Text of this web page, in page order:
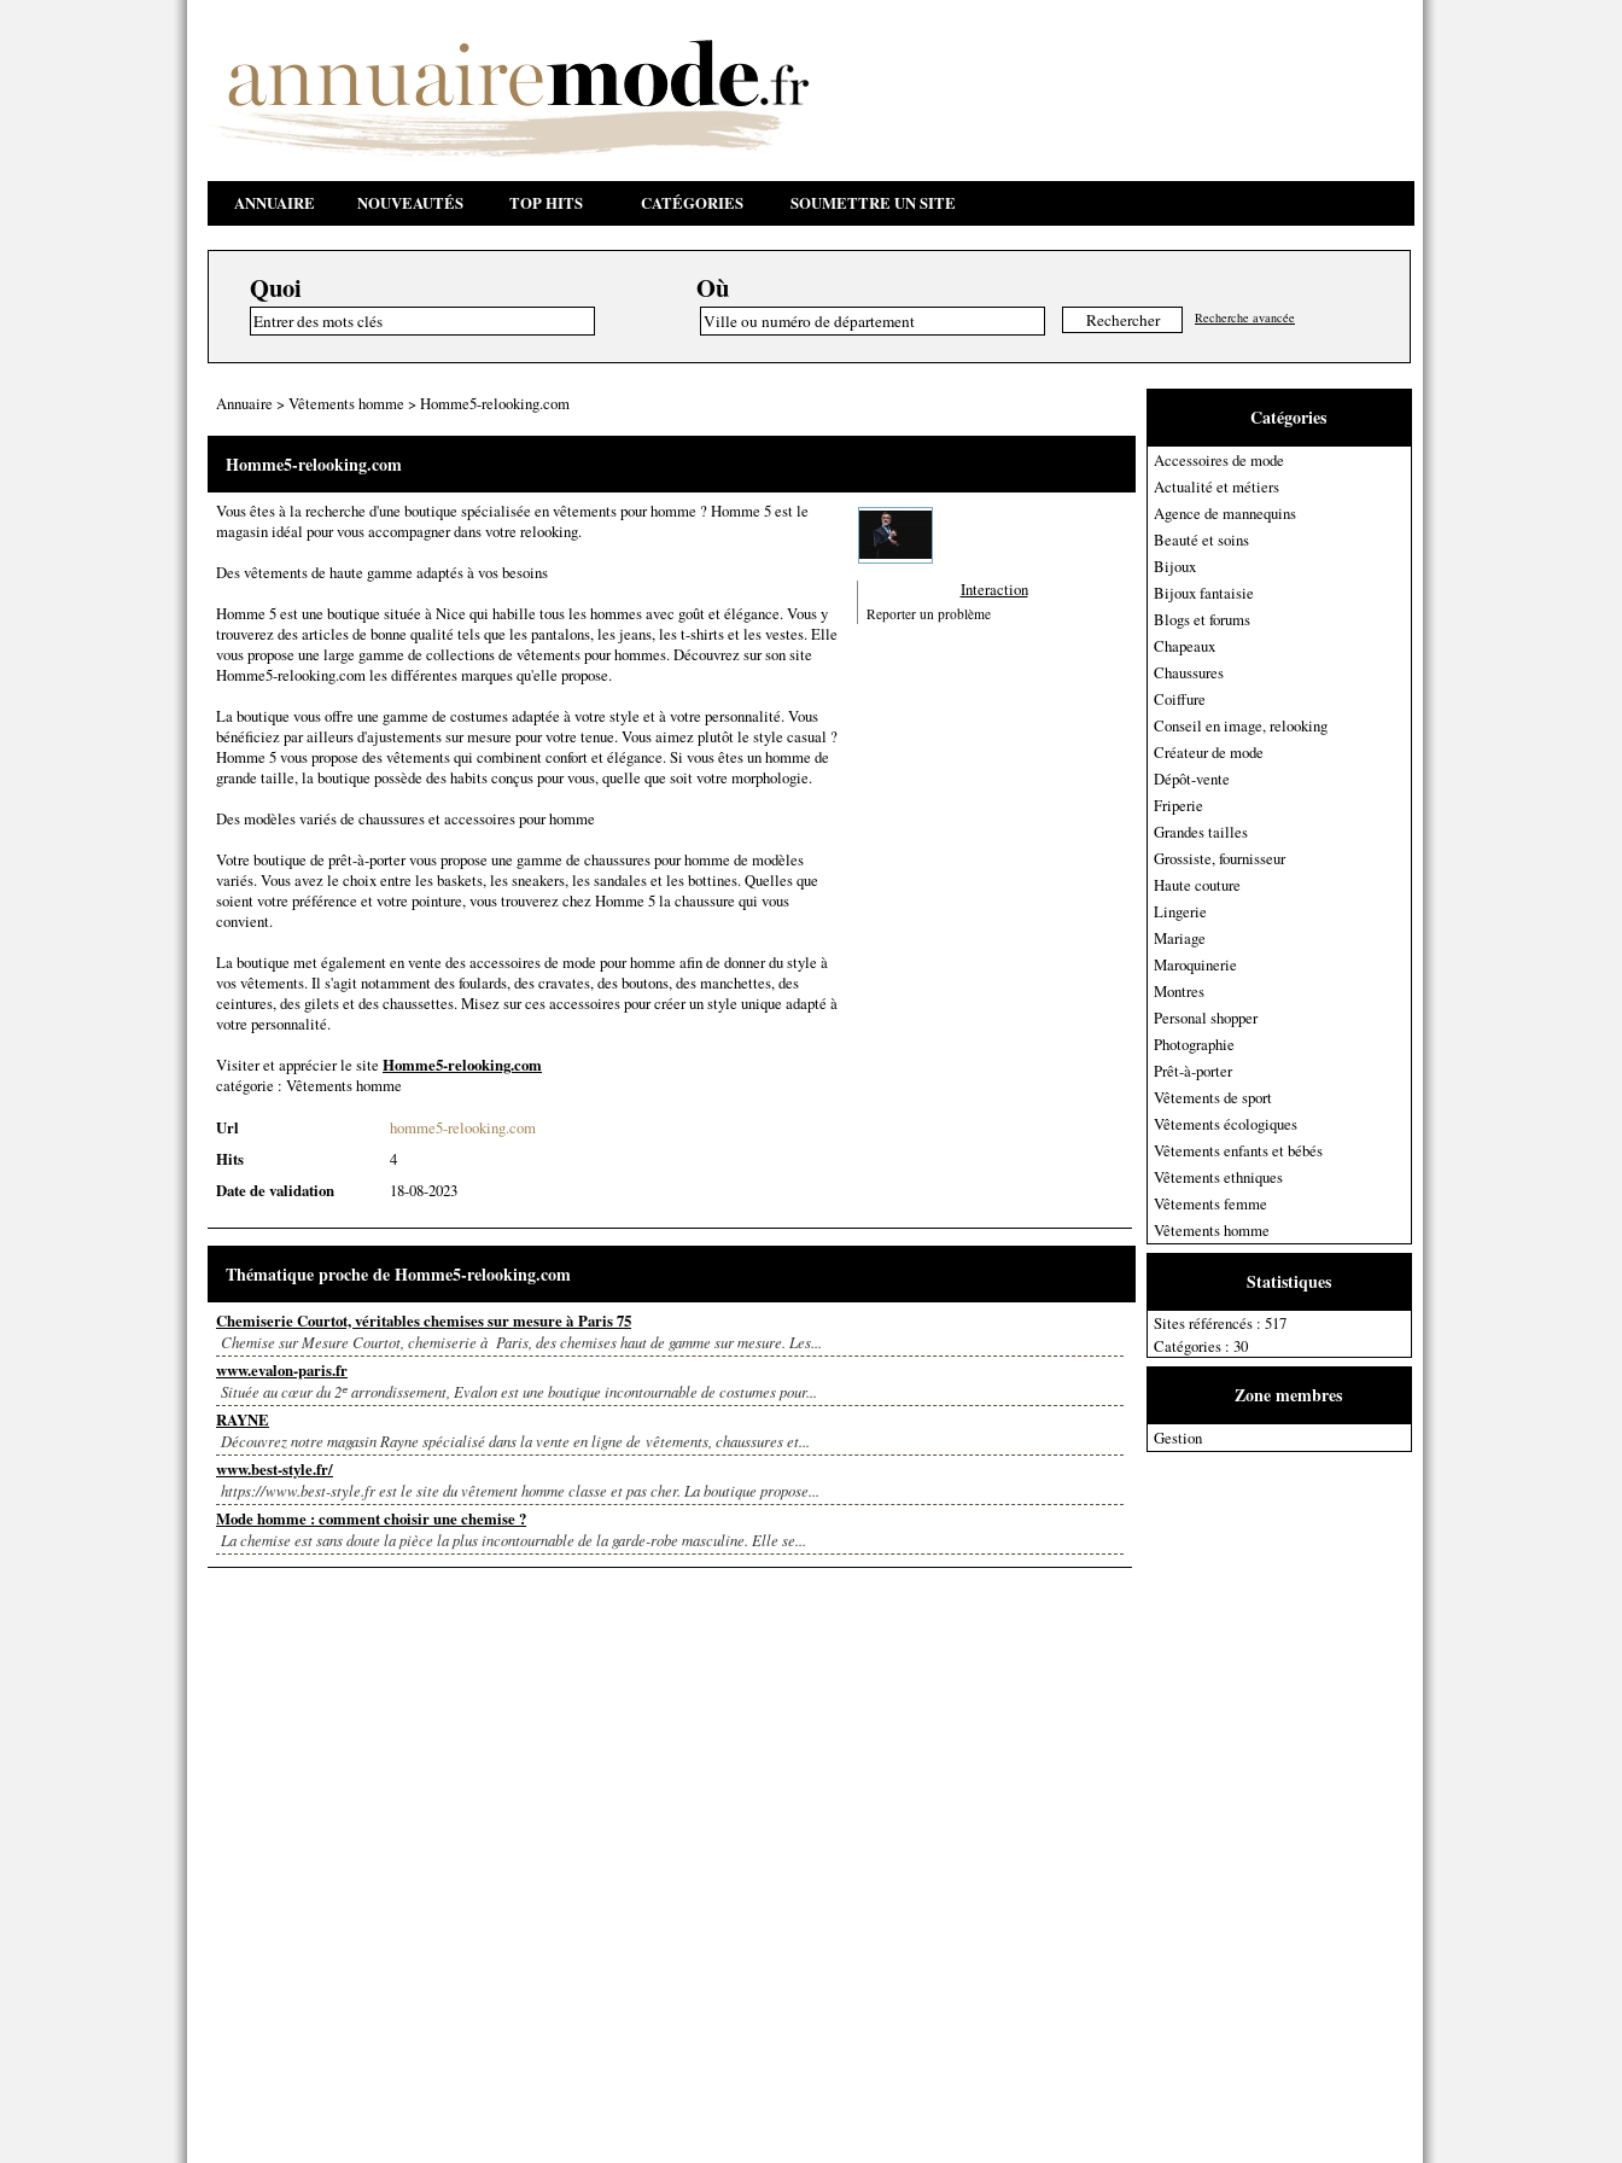
ANNUAIRE NOUVEAUTÉS TOP HITS CATÉGORIES SOUMETTRE UN SITE
Quoi Où
Recherche avancée
Catégories
Accessoires de mode
Actualité et métiers
Agence de mannequins
Beauté et soins
Bijoux
Bijoux fantaisie
Blogs et forums
Chapeaux
Chaussures
Coiffure
Conseil en image, relooking
Créateur de mode
Dépôt-vente
Friperie
Grandes tailles
Grossiste, fournisseur
Haute couture
Lingerie
Mariage
Maroquinerie
Montres
Personal shopper
Photographie
Prêt-à-porter
Vêtements de sport
Vêtements écologiques
Vêtements enfants et bébés
Vêtements ethniques
Vêtements femme
Vêtements homme
Statistiques
Sites référencés : 517
Catégories : 30
Zone membres
Gestion
Annuaire > Vêtements homme > Homme5-relooking.com
Homme5-relooking.com
Vous êtes à la recherche d'une boutique spécialisée en vêtements pour homme ? Homme 5 est le
magasin idéal pour vous accompagner dans votre relooking.
Des vêtements de haute gamme adaptés à vos besoins
Homme 5 est une boutique située à Nice qui habille tous les hommes avec goût et élégance. Vous y
trouverez des articles de bonne qualité tels que les pantalons, les jeans, les t-shirts et les vestes. Elle
vous propose une large gamme de collections de vêtements pour hommes. Découvrez sur son site
Homme5-relooking.com les différentes marques qu'elle propose.
La boutique vous offre une gamme de costumes adaptée à votre style et à votre personnalité. Vous
bénéficiez par ailleurs d'ajustements sur mesure pour votre tenue. Vous aimez plutôt le style casual ?
Homme 5 vous propose des vêtements qui combinent confort et élégance. Si vous êtes un homme de
grande taille, la boutique possède des habits conçus pour vous, quelle que soit votre morphologie.
Des modèles variés de chaussures et accessoires pour homme
Votre boutique de prêt-à-porter vous propose une gamme de chaussures pour homme de modèles
variés. Vous avez le choix entre les baskets, les sneakers, les sandales et les bottines. Quelles que
soient votre préférence et votre pointure, vous trouverez chez Homme 5 la chaussure qui vous
convient.
La boutique met également en vente des accessoires de mode pour homme afin de donner du style à
vos vêtements. Il s'agit notamment des foulards, des cravates, des boutons, des manchettes, des
ceintures, des gilets et des chaussettes. Misez sur ces accessoires pour créer un style unique adapté à
votre personnalité.
Visiter et apprécier le site Homme5-relooking.com
catégorie : Vêtements homme
Url
homme5-relooking.com
Hits
4
Date de validation
18-08-2023
Interaction
Reporter un problème
Thématique proche de Homme5-relooking.com
Chemiserie Courtot, véritables chemises sur mesure à Paris 75
Chemise sur Mesure Courtot, chemiserie à Paris, des chemises haut de gamme sur mesure. Les...
www.evalon-paris.fr
Située au cœur du 2ᵉ arrondissement, Evalon est une boutique incontournable de costumes pour...
RAYNE
Découvrez notre magasin Rayne spécialisé dans la vente en ligne de vêtements, chaussures et...
www.best-style.fr/
https://www.best-style.fr est le site du vêtement homme classe et pas cher. La boutique propose...
Mode homme : comment choisir une chemise ?
La chemise est sans doute la pièce la plus incontournable de la garde-robe masculine. Elle se...